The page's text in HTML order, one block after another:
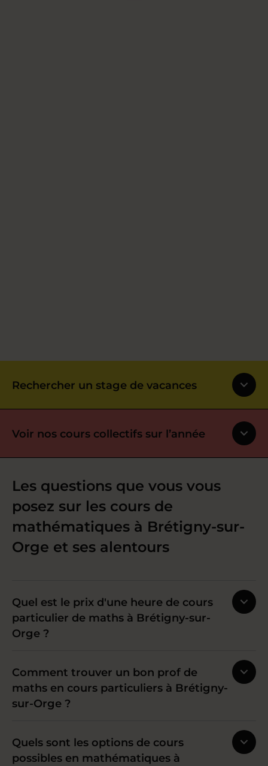
Rechercher un stage de vacances
Voir nos cours collectifs sur l’année
Les questions que vous vous
posez sur les cours de
mathématiques à Brétigny-sur-
Orge et ses alentours
Quel est le prix d'une heure de cours
particulier de maths à Brétigny-sur-
Orge ?
Comment trouver un bon prof de
maths en cours particuliers à Brétigny-
sur-Orge ?
Quels sont les options de cours
possibles en mathématiques à